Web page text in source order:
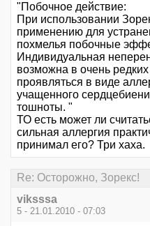
"Побочное действие:
При использовании
применению для
похмелья побочные
Индивидуальная
возможна в очень
проявляться в виде
учащенного
тошноты. "
ТО есть может ли
сильная аллергия
принимал его? Три хаха.
Re: Осторожно, Зорекс!
viksssa
5 - 21.01.2010 - 07:03